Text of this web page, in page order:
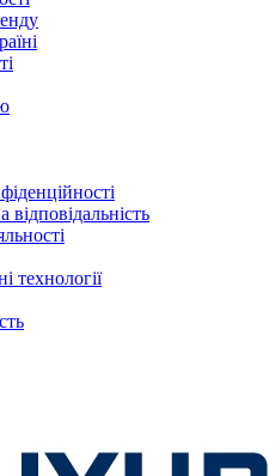
технології